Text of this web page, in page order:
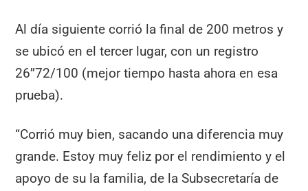
Al día siguiente corrió la final de 200 metros y
se ubicó en el tercer lugar, con un registro
26’’72/100 (mejor tiempo hasta ahora en esa
prueba).
“Corrió muy bien, sacando una diferencia muy
grande. Estoy muy feliz por el rendimiento y el
apoyo de su la familia, de la Subsecretaría de